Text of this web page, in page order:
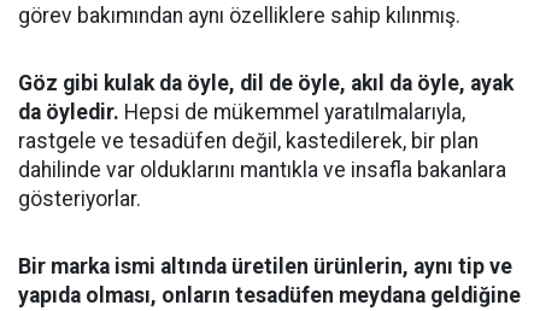
görev bakımından aynı özelliklere sahip kılınmış.
Göz gibi kulak da öyle, dil de öyle, akıl da öyle, ayak
da öyledir. Hepsi de mükemmel yaratılmalarıyla,
rastgele ve tesadüfen değil, kastedilerek, bir plan
dahilinde var olduklarını mantıkla ve insafla bakanlara
gösteriyorlar.
Bir marka ismi altında üretilen ürünlerin, aynı tip ve
yapıda olması, onların tesadüfen meydana geldiğine